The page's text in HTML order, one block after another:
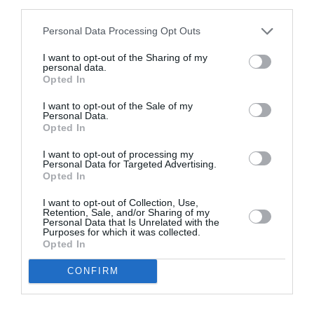
Personal Data Processing Opt Outs
I want to opt-out of the Sharing of my
personal data.
Opted In
I want to opt-out of the Sale of my
Personal Data.
Opted In
I want to opt-out of processing my
Personal Data for Targeted Advertising.
Opted In
I want to opt-out of Collection, Use,
Retention, Sale, and/or Sharing of my
Personal Data that Is Unrelated with the
Purposes for which it was collected.
Opted In
CONFIRM
σου πρωτίστως.
Ημέρα Ψυχικής Υγείας, όπου θα ακούσουμε
πολλάευχολόγια
αντιμετωπίζουμε τις δύσκολες καταστάσεις που
μας σερβίρει η καθημερινότητα. Κι όταν τις
ακούσουμε, και σκεφτούμε ότι, πράγματι, κάτι
σημαντικό είναι αυτό που λέγεται, π.χ. στην
τον καθρέφτη και θα αναρωτηθούμε πώς
είμαστε;Καλά θα είμαστε, ε;